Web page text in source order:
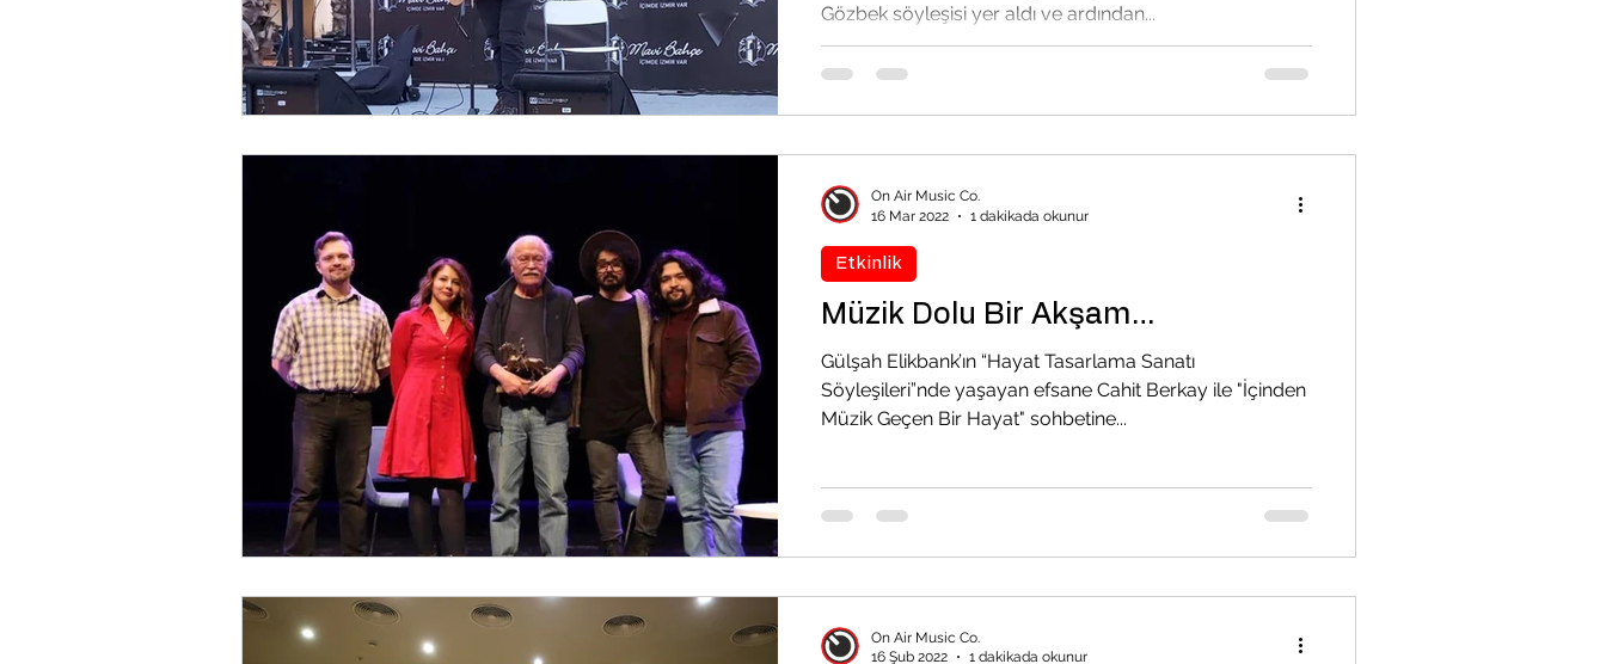
Gözbek söyleşisi yer aldı ve ardından...
Müzik Dolu Bir Akşam…
Gülşah Elikbank’ın “Hayat Tasarlama Sanatı
Söyleşileri”nde yaşayan efsane Cahit Berkay ile "İçinden
Müzik Geçen Bir Hayat" sohbetine...
Etkinlik
On Air Music Co.
16 Mar 2022
1 dakikada okunur
On Air Music Co.
16 Şub 2022
1 dakikada okunur